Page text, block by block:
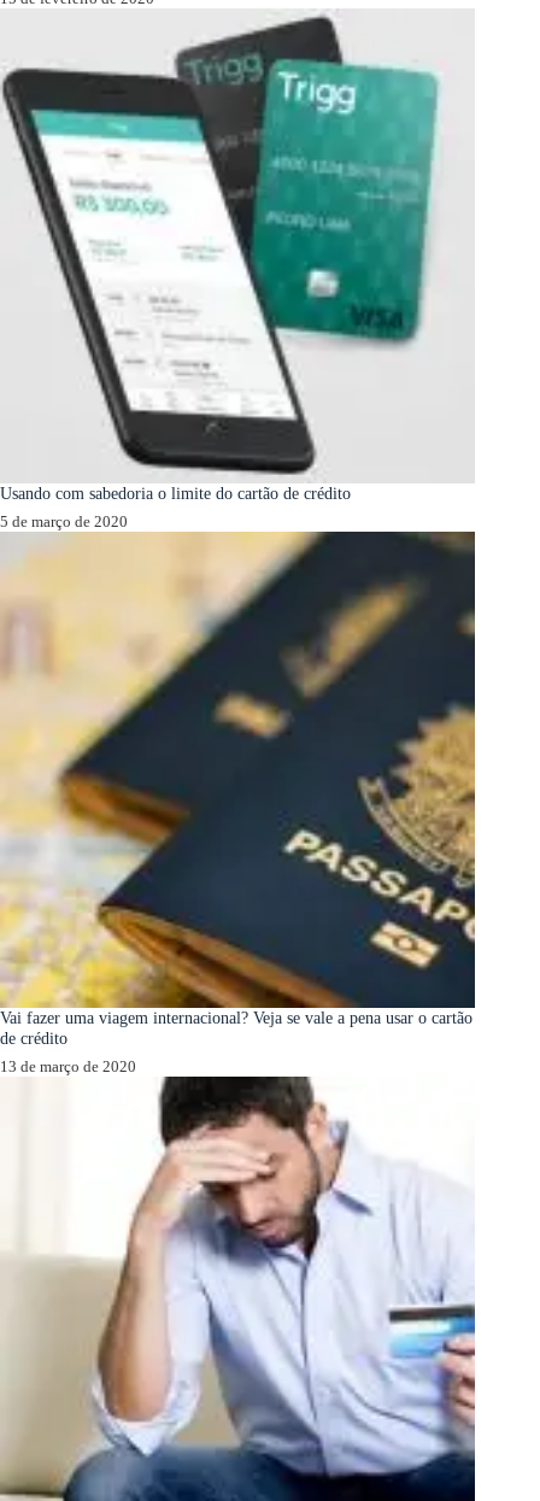
Usando com sabedoria o limite do cartão de crédito
5 de março de 2020
Vai fazer uma viagem internacional? Veja se vale a pena usar o cartão
de crédito
13 de março de 2020